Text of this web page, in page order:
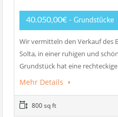
40.050,00€ - Grundstücke
Wir vermitteln den Verkauf des
Solta, in einer ruhigen und
Grundstück hat eine
Mehr Details
800 sq ft